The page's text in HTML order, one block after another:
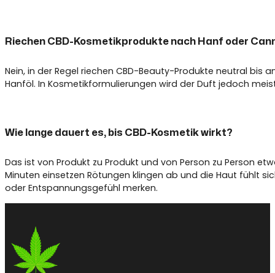
Riechen CBD-Kosmetikprodukte nach Hanf oder
Nein, in der Regel riechen CBD-Beauty-Produkte neutral
Hanföl. In Kosmetikformulierungen wird der Duft jedoch
Wie lange dauert es, bis CBD-Kosmetik wirkt?
Das ist von Produkt zu Produkt und von Person zu Person
Minuten einsetzen Rötungen klingen ab und die Haut fühlt
oder Entspannungsgefühl merken.